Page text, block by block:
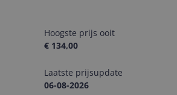
Hoogste prijs ooit
€ 134,00
Laatste prijsupdate
06-08-2026